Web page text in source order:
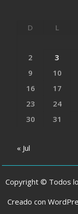
D L
2
3
9
10
16
17
23
24
30
31
« Jul
Copyright © Todos
Creado con